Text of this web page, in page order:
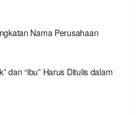
Nama Perusahaan
dan “ibu” Harus Ditulis dalam